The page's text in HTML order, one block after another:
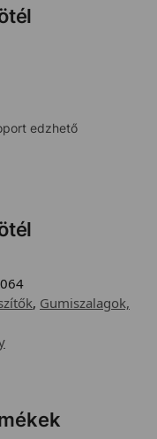
edzhető
, Gumiszalagok,